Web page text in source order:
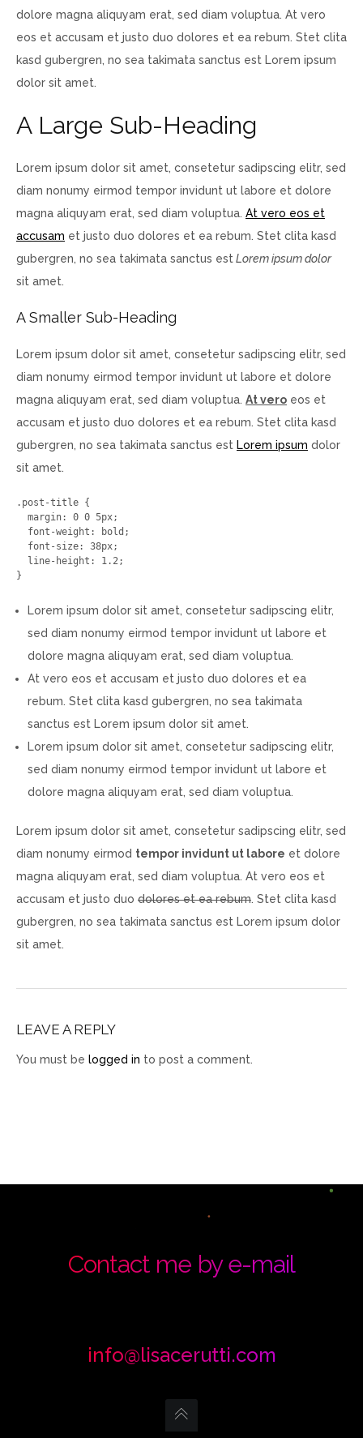
dolore magna aliquyam erat, sed diam voluptua. At vero
eos et accusam et justo duo dolores et ea rebum. Stet clita
kasd gubergren, no sea takimata sanctus est Lorem ipsum
dolor sit amet.
A Large Sub-Heading
Lorem ipsum dolor sit amet, consetetur sadipscing elitr, sed
diam nonumy eirmod tempor invidunt ut labore et dolore
magna aliquyam erat, sed diam voluptua. At vero eos et
accusam et justo duo dolores et ea rebum. Stet clita kasd
gubergren, no sea takimata sanctus estLorem ipsum dolor
sit amet.
A Smaller Sub-Heading
Lorem ipsum dolor sit amet, consetetur sadipscing elitr, sed
diam nonumy eirmod tempor invidunt ut labore et dolore
magna aliquyam erat, sed diam voluptua. At vero eos et
accusam et justo duo dolores et ea rebum. Stet clita kasd
gubergren, no sea takimata sanctus est Lorem ipsum dolor
sit amet.
.post-title {
  margin: 0 0 5px;
  font-weight: bold;
  font-size: 38px;
  line-height: 1.2;
}
Lorem ipsum dolor sit amet, consetetur sadipscing elitr,
sed diam nonumy eirmod tempor invidunt ut labore et
dolore magna aliquyam erat, sed diam voluptua.
At vero eos et accusam et justo duo dolores et ea
rebum. Stet clita kasd gubergren, no sea takimata
sanctus est Lorem ipsum dolor sit amet.
Lorem ipsum dolor sit amet, consetetur sadipscing elitr,
sed diam nonumy eirmod tempor invidunt ut labore et
dolore magna aliquyam erat, sed diam voluptua.
Lorem ipsum dolor sit amet, consetetur sadipscing elitr, sed
diam nonumy eirmod tempor invidunt ut labore et dolore
magna aliquyam erat, sed diam voluptua. At vero eos et
accusam et justo duo dolores et ea rebum. Stet clita kasd
gubergren, no sea takimata sanctus est Lorem ipsum dolor
sit amet.
LEAVE A REPLY
You must be logged in to post a comment.
Contact me by e-mail
info@lisacerutti.com